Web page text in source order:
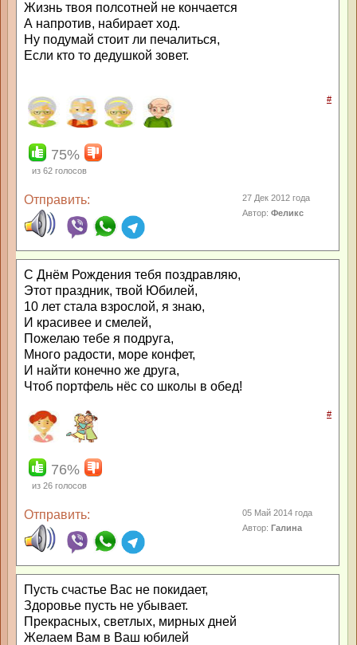
Жизнь твоя полсотней не кончается
А напротив, набирает ход.
Ну подумай стоит ли печалиться,
Если кто то дедушкой зовет.
#
75%
из 62 голосов
Отправить:
27 Дек 2012 года
Автор:Феликс
С Днём Рождения тебя поздравляю,
Этот праздник, твой Юбилей,
10 лет стала взрослой, я знаю,
И красивее и смелей,
Пожелаю тебе я подруга,
Много радости, море конфет,
И найти конечно же друга,
Чтоб портфель нёс со школы в обед!
#
76%
из 26 голосов
Отправить:
05 Май 2014 года
Автор:Галина
Пусть счастье Вас не покидает,
Здоровье пусть не убывает.
Прекрасных, светлых, мирных дней
Желаем Вам в Ваш юбилей